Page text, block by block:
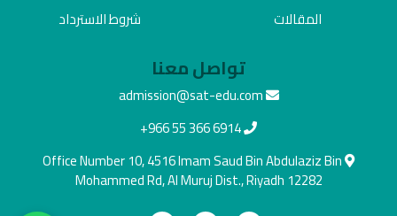
المقالات
شروط الاسترداد
تواصل معنا
admission@sat-edu.com
+966 55 366 6914
Office Number 10, 4516 Imam Saud Bin Abdulaziz Bin
Mohammed Rd, Al Muruj Dist., Riyadh 12282